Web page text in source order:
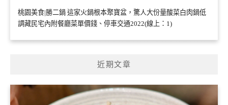
桃園美食|勝二鍋 這家火鍋根本聚寶盆，驚人大份量酸菜白肉鍋低
調藏民宅內附餐廳菜單價錢、停車交通2022(線上：1)
近期文章